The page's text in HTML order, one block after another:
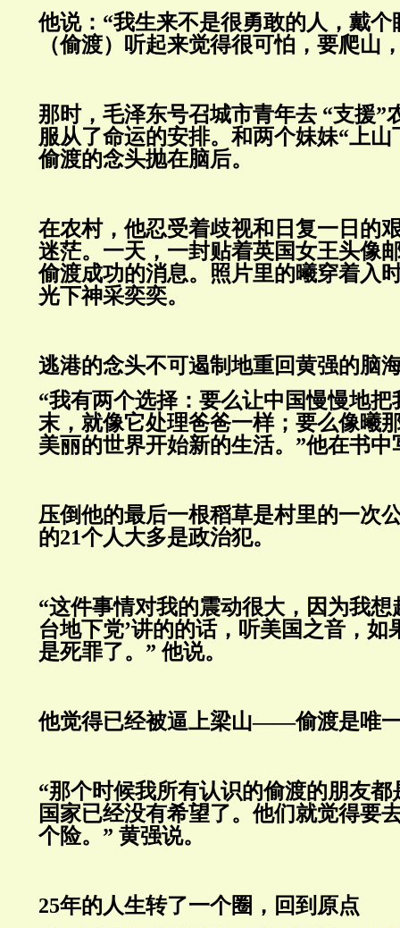
他说：“我生来不是很勇敢的人，戴
（偷渡）听起来觉得很可怕，要爬山
那时，毛泽东号召城市青年去 “支援”
服从了命运的安排。和两个妹妹“上山
偷渡的念头抛在脑后。
在农村，他忍受着歧视和日复一日的
迷茫。一天，一封贴着英国女王头像
偷渡成功的消息。照片里的曦穿着入
光下神采奕奕。
逃港的念头不可遏制地重回黄强的脑
“我有两个选择：要么让中国慢慢地
末，就像它处理爸爸一样；要么像曦
美丽的世界开始新的生活。”他在书中
压倒他的最后一根稻草是村里的一次
的21个人大多是政治犯。
“这件事情对我的震动很大，因为我想
台地下党’讲的的话，听美国之音，如
是死罪了。” 他说。
他觉得已经被逼上梁山——偷渡是唯
“那个时候我所有认识的偷渡的朋友
国家已经没有希望了。他们就觉得要
个险。” 黄强说。
25年的人生转了一个圈，回到原点